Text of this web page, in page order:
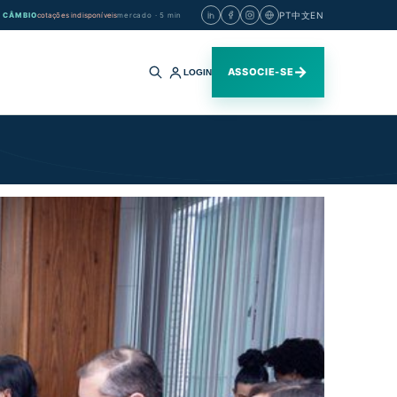
CÂMBIOcotações indisponíveismercado · 5 min PT中文EN
Buscar
site
LOGIN ASSOCIE-SE→